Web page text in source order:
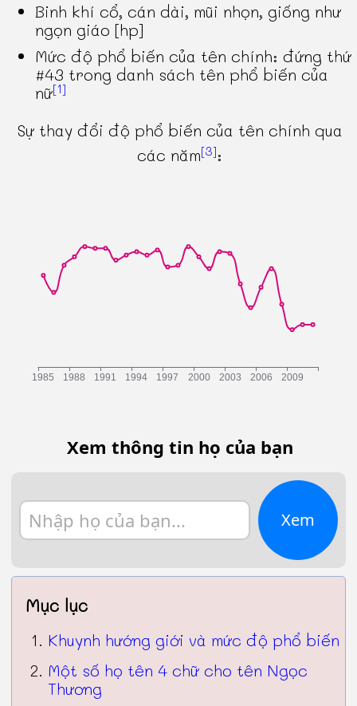
Binh khí cổ, cán dài, mũi nhọn, giống như
ngọn giáo [hp]
Mức độ phổ biến của tên chính: đứng thứ
#43 trong danh sách tên phổ biến của
nữ[1]
Sự thay đổi độ phổ biến của tên chính qua
các năm[3]:
Xem thông tin họ của bạn
Xem
Mục lục
Khuynh hướng giới và mức độ phổ biến
Một số họ tên 4 chữ cho tên Ngọc
Thương